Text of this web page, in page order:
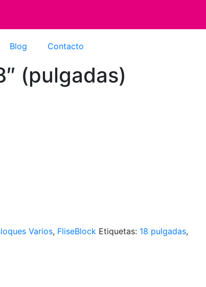
Blog Contacto
(pulgadas)
Varios, FliseBlock Etiquetas: 18 pulgadas,